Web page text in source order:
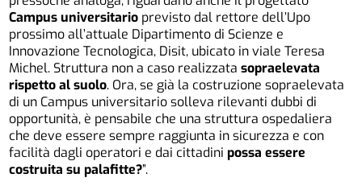
Campus universitario previsto dal rettore dell’Upo
prossimo all’attuale Dipartimento di Scienze e
Innovazione Tecnologica, Disit, ubicato in viale Teresa
Michel. Struttura non a caso realizzatasopraelevata
rispetto al suolo. Ora, se già la costruzione sopraelevata
di un Campus universitario solleva rilevanti dubbi di
opportunità, è pensabile che una struttura ospedaliera
che deve essere sempre raggiunta in sicurezza e con
facilità dagli operatori e dai cittadinipossa essere
costruita su palafitte?”.